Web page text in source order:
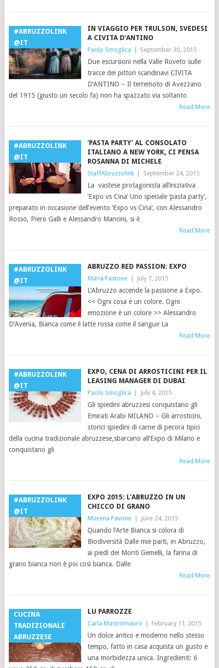
#ABRUZZOLINK
@IT
IN VIAGGIO PER TRULSON, SVEDESI
A CIVITA D’ANTINO
Paolo Smoglica September 30, 2015
Due escursioni nella Valle Roveto sulle
tracce dei pittori scandinavi CIVITA
D’ANTINO – Il terremoto di Avezzano
del 1915 (giusto un secolo fa) non ha spazzato via soltanto
Read More
#ABRUZZOLINK
@IT
‘PASTA PARTY’ AL CONSOLATO
ITALIANO A NEW YORK, CI PENSA
ROSANNA DI MICHELE
StaffAbruzzolink September 24, 2015
La vastese protagonista all’iniziativa
‘Expo vs Cina’ Uno speciale ‘pasta party’,
preparato in occasione dell’evento ‘Expo vs Cina’, con Alessandro
Rosso, Piero Galli e Alessandro Mancini, si è
Read More
#ABRUZZOLINK
@IT
ABRUZZO RED PASSION: EXPO
Maria Fantone July 7, 2015
L’Abruzzo accende la passione a Expo.
<< Ogni cosa è un colore. Ogni
emozione è un colore >> Alessandro
D’Avenia, Bianca come il latte rossa come il sangue La
Read More
#ABRUZZOLINK
@IT
EXPO, CENA DI ARROSTICINI PER IL
LEASING MANAGER DI DUBAI
Paolo Smoglica July 4, 2015
Gli spiedini abruzzesi conquistano gli
Emirati Arabi MILANO – Gli arrosticini,
storici spiedini di carne di pecora tipici
della cucina tradizionale abruzzese,sbarcano all’Expo di Milano e
conquistano gli
Read More
#ABRUZZOLINK
@IT
EXPO 2015: L’ABRUZZO IN UN
CHICCO DI GRANO
Morena Pavone June 24, 2015
Quando l’Arte Bianca si colora di
Biodiversità Dalle mie parti, in Abruzzo,
ai piedi dei Monti Gemelli, la farina di
grano bianca non è poi così bianca. Dalle
Read More
CUCINA
TRADIZIONALE
ABRUZZESE
LU PARROZZE
Carla Mastromauro February 11, 2015
Un dolce antico e moderno nello stesso
tempo, fatto in casa acquista un gusto e
una morbidezza unica. Ingredienti: 6